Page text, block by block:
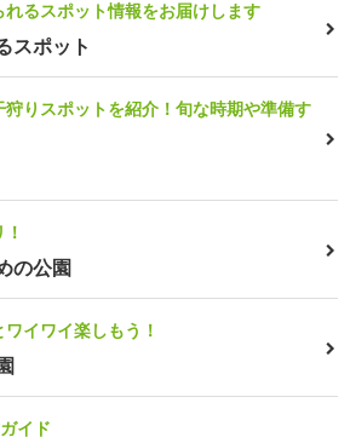
るスポット情報をお届けします
スポット
りスポットを紹介！旬な時期や準備す
の公園
イワイ楽しもう！
イド